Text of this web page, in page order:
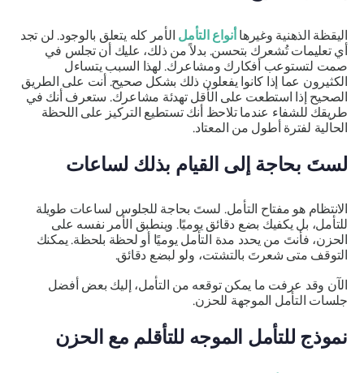
اليقظة الذهنية وغيرهاأنواع التأملالأمر كله يتعلق بالوجود. لن تجد
أي تعليمات تُشعرك بتحسن. بدلاً من ذلك، عليك أن تجلس في
صمت لتستوعب أفكارك ومشاعرك. لهذا السبب يتساءل
الكثيرون عما إذا كانوا يفعلون ذلك بشكل صحيح. أنت على الطريق
الصحيح إذا استطعت على الأقل تهدئة مشاعرك. ستعرف أنك في
طريقك للشفاء عندما تلاحظ أنك تستطيع التركيز على اللحظة
الحالية لفترة أطول من المعتاد.
لستَ بحاجة إلى القيام بذلك لساعات
الانتظام هو مفتاح التأمل. لستَ بحاجة للجلوس لساعات طويلة
للتأمل، بل يكفيك بضع دقائق يوميًا. وينطبق الأمر نفسه على
الحزن، فأنتَ من يحدد مدة التأمل يوميًا أو لحظة بلحظة. يمكنك
التوقف متى شعرتَ بالتشتت، ولو لبضع دقائق.
الآن وقد عرفت ما يمكن توقعه من التأمل، إليك بعض أفضل
جلسات التأمل الموجهة للحزن.
نموذج للتأمل الموجه للتأقلم مع الحزن